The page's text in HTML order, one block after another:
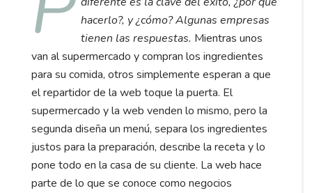
hacerlo?, y ¿cómo? Algunas empresas
tienen las respuestas. Mientras unos
van al supermercado y compran los ingredientes
para su comida, otros simplemente esperan a que
el repartidor de la web toque la puerta. El
supermercado y la web venden lo mismo, pero la
segunda diseña un menú, separa los ingredientes
justos para la preparación, describe la receta y lo
pone todo en la casa de su cliente. La web hace
parte de lo que se conoce como negocios